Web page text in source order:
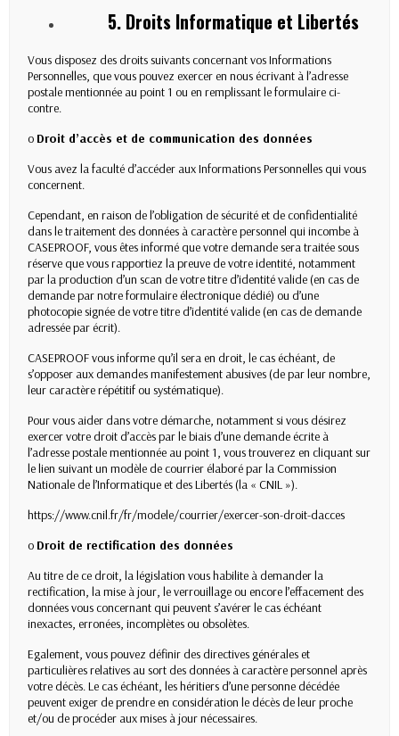
5. Droits Informatique et Libertés
Vous disposez des droits suivants concernant vos Informations
Personnelles, que vous pouvez exercer en nous écrivant à l’adresse
postale mentionnée au point 1 ou en remplissant le formulaire ci-
contre.
o Droit d’accès et de communication des données
Vous avez la faculté d’accéder aux Informations Personnelles qui vous
concernent.
Cependant, en raison de l’obligation de sécurité et de confidentialité
dans le traitement des données à caractère personnel qui incombe à
CASEPROOF, vous êtes informé que votre demande sera traitée sous
réserve que vous rapportiez la preuve de votre identité, notamment
par la production d’un scan de votre titre d’identité valide (en cas de
demande par notre formulaire électronique dédié) ou d’une
photocopie signée de votre titre d’identité valide (en cas de demande
adressée par écrit).
CASEPROOF vous informe qu’il sera en droit, le cas échéant, de
s’opposer aux demandes manifestement abusives (de par leur nombre,
leur caractère répétitif ou systématique).
Pour vous aider dans votre démarche, notamment si vous désirez
exercer votre droit d’accès par le biais d’une demande écrite à
l’adresse postale mentionnée au point 1, vous trouverez en cliquant sur
le lien suivantun modèle de courrier élaboré par la Commission
Nationale de l’Informatique et des Libertés (la « CNIL »).
https://www.cnil.fr/fr/modele/courrier/exercer-son-droit-dacces
o Droit de rectification des données
Au titre de ce droit, la législation vous habilite à demander la
rectification, la mise à jour, le verrouillage ou encore l’effacement des
données vous concernant qui peuvent s’avérer le cas échéant
inexactes, erronées, incomplètes ou obsolètes.
Egalement, vous pouvez définir des directives générales et
particulières relatives au sort des données à caractère personnel après
votre décès. Le cas échéant, les héritiers d’une personne décédée
peuvent exiger de prendre en considération le décès de leur proche
et/ou de procéder aux mises à jour nécessaires.